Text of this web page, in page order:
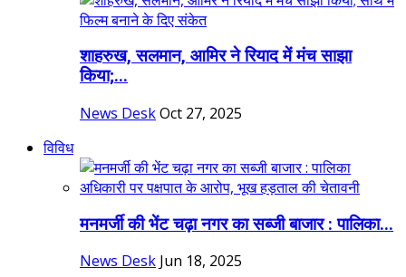
शाहरुख, सलमान, आमिर ने रियाद में मंच साझा
किया;...
News DeskOct 27, 2025
विविध
मनमर्जी की भेंट चढ़ा नगर का सब्जी बाजार : पालिका...
News Desk Jun 18, 2025